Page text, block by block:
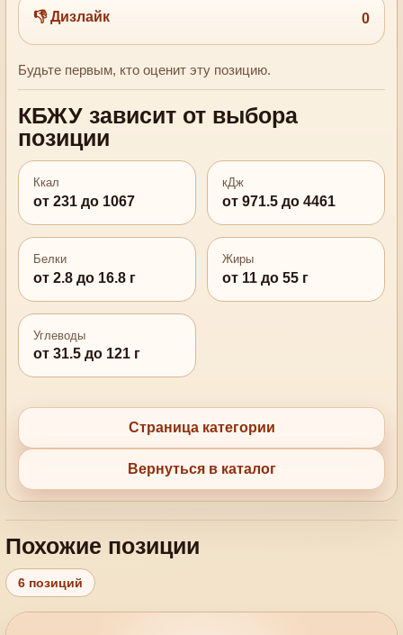
👎 Дизлайк 0
Будьте первым, кто оценит эту позицию.
КБЖУ зависит от выбора
позиции
Ккал
от 231 до 1067
кДж
от 971.5 до 4461
Белки
от 2.8 до 16.8 г
Жиры
от 11 до 55 г
Углеводы
от 31.5 до 121 г
Страница категории
Вернуться в каталог
Похожие позиции
6 позиций